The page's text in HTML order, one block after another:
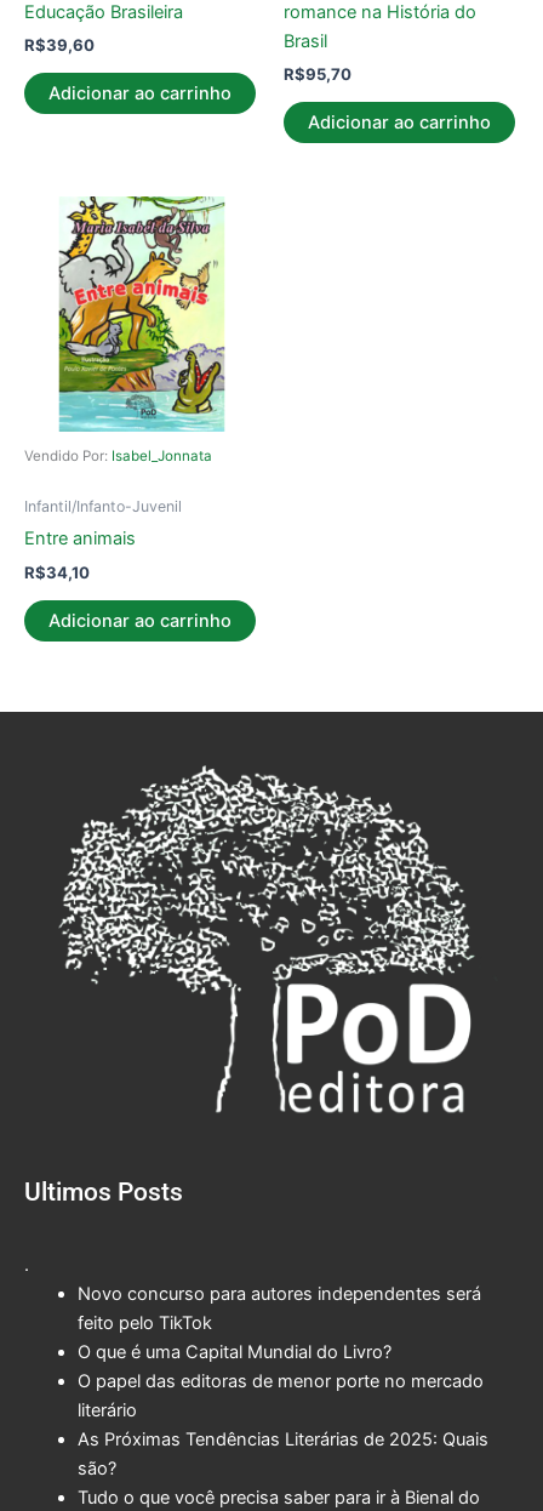
Educação Brasileira
R$39,60
Adicionar ao carrinho
romance na História do
Brasil
R$95,70
Adicionar ao carrinho
Vendido Por: Isabel_Jonnata
Infantil/Infanto-Juvenil
Entre animais
R$34,10
Adicionar ao carrinho
Ultimos Posts
.
Novo concurso para autores independentes será
feito pelo TikTok
O que é uma Capital Mundial do Livro?
O papel das editoras de menor porte no mercado
literário
As Próximas Tendências Literárias de 2025: Quais
são?
Tudo o que você precisa saber para ir à Bienal do